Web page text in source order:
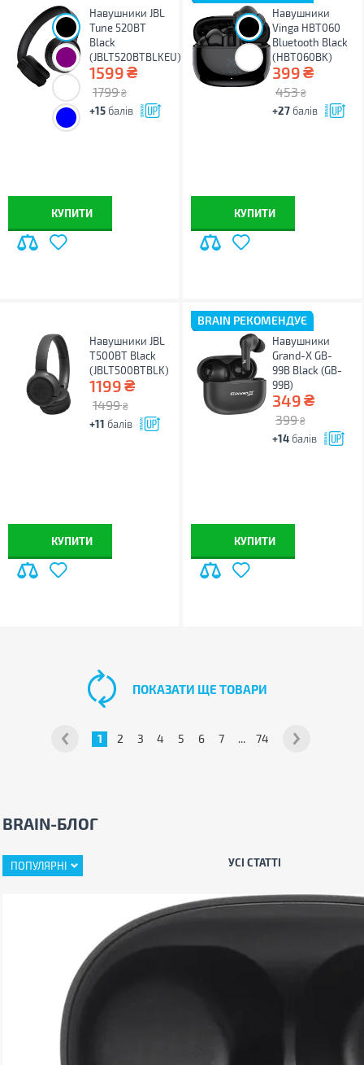
Навушники JBL
Tune 520BT
Black
(JBLT520BTBLKEU)
1599₴
1799 ₴
+15 балів
КУПИТИ
Навушники
Vinga HBT060
Bluetooth Black
(HBT060BK)
399₴
453 ₴
+27 балів
КУПИТИ
Навушники JBL
T500ВТ Black
(JBLT500BTBLK)
1199₴
1499 ₴
+11 балів
КУПИТИ
BRAIN РЕКОМЕНДУЄ
Навушники
Grand-X GB-
99B Black (GB-
99B)
349₴
399 ₴
+14 балів
КУПИТИ
1 2 3 4 5 6 7 ... 74
ПОКАЗАТИ ЩЕ ТОВАРИ
BRAIN-БЛОГ
ПОПУЛЯРНІ УСІ СТАТТІ